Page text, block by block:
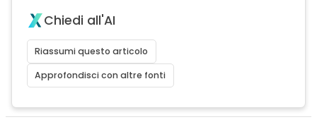
Chiedi all'AI
Riassumi questo articolo
Approfondisci con altre fonti